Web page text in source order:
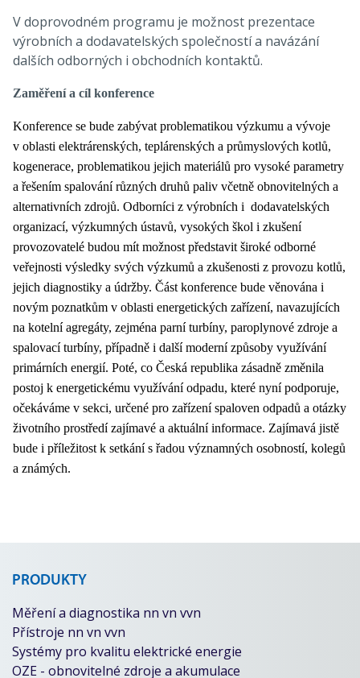
V doprovodném programu je možnost prezentace
výrobních a dodavatelských společností a navázání
dalších odborných i obchodních kontaktů.
Zaměření a cíl konference
Konference se bude zabývat problematikou výzkumu a vývoje
v oblasti elektrárenských, teplárenských a průmyslových kotlů,
kogenerace, problematikou jejich materiálů pro vysoké parametry
a řešením spalování různých druhů paliv včetně obnovitelných a
alternativních zdrojů. Odborníci z výrobních i dodavatelských
organizací, výzkumných ústavů, vysokých škol i zkušení
provozovatelé budou mít možnost představit široké odborné
veřejnosti výsledky svých výzkumů a zkušenosti z provozu kotlů,
jejich diagnostiky a údržby. Část konference bude věnována i
novým poznatkům v oblasti energetických zařízení, navazujících
na kotelní agregáty, zejména parní turbíny, paroplynové zdroje a
spalovací turbíny, případně i další moderní způsoby využívání
primárních energií. Poté, co Česká republika zásadně změnila
postoj k energetickému využívání odpadu, které nyní podporuje,
očekáváme v sekci, určené pro zařízení spaloven odpadů a otázky
životního prostředí zajímavé a aktuální informace. Zajímavá jistě
bude i příležitost k setkání s řadou významných osobností, kolegů
a známých.
PRODUKTY
Měření a diagnostika nn vn vvn
Přístroje nn vn vvn
Systémy pro kvalitu elektrické energie
OZE - obnovitelné zdroje a akumulace